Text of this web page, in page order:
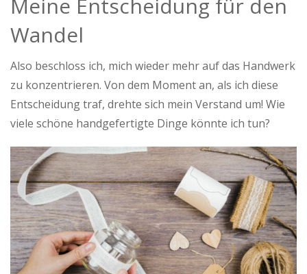
Meine Entscheidung für den
Wandel
Also beschloss ich, mich wieder mehr auf das Handwerk
zu konzentrieren. Von dem Moment an, als ich diese
Entscheidung traf, drehte sich mein Verstand um! Wie
viele schöne handgefertigte Dinge könnte ich tun?